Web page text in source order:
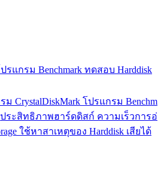
รแกรม Benchmark ทดสอบ Harddisk
CrystalDiskMark โปรแกรม Benchm
ระสิทธิภาพฮาร์ดดิสก์ ความเร็วการอ่
ใช้หาสาเหตุของ Harddisk เสียได้